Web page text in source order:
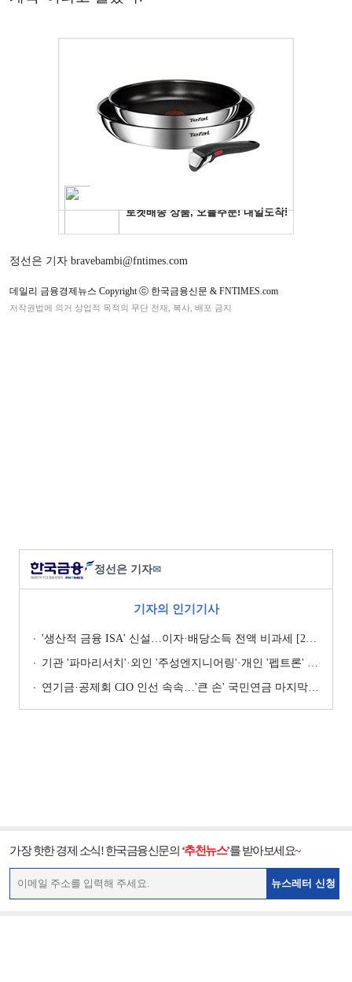
정선은 기자 bravebambi@fntimes.com
데일리 금융경제뉴스 Copyright ⓒ 한국금융신문 & FNTIMES.com
저작권법에 의거 상업적 목적의 무단 전재, 복사, 배포 금지
정선은 기자✉
기자의 인기기사
'생산적 금융 ISA' 신설…이자·배당소득 전액 비과세 [2026 세제개편안]
기관 '파마리서치'·외인 '주성엔지니어링'·개인 '펩트론' 1위 [주간 코스닥 순매수- 2026년 7월27일~7월31일]
연기금·공제회 CIO 인선 속속…'큰 손' 국민연금 마지막 타자
가장 핫한 경제 소식! 한국금융신문의 ‘추천뉴스’를 받아보세요~
뉴스레터 신청